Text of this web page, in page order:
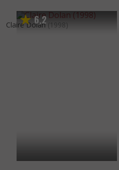
6,2
Claire Dolan (1998)